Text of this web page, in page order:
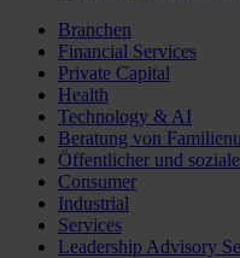
Branchen
Financial Services
Private Capital
Health
Technology & AI
Beratung von
Öffentlicher und
Consumer
Industrial
Services
Leadership Advisory